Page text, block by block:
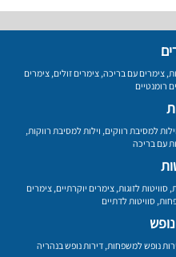
, צימרים עם בריכה, צימרים זולים, צימרים
רומנטיים
וילות למסיבת רווקים, וילות למסיבת רווקות,
עם בריכה
,סוויטות לזוגות,צימרים יוקרתיים,צימרים
,סוויטות לדתיים
נופש למשפחות, דירות נופש בנהריה